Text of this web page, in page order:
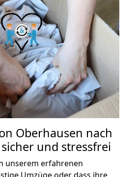
Oberhausen nach
sicher und stressfrei
unserem erfahrenen